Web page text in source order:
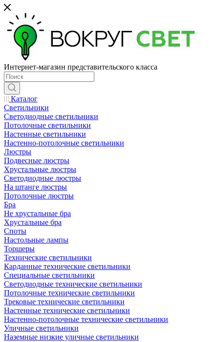
Интернет-магазин представительского класса
Каталог
Светильники
Светодиодные светильники
Потолочные светильники
Настенные светильники
Настенно-потолочные светильники
Люстры
Подвесные люстры
Хрустальные люстры
Светодиодные люстры
На штанге люстры
Потолочные люстры
Бра
Не хрустальные бра
Хрустальные бра
Споты
Настольные лампы
Торшеры
Технические светильники
Карданные технические светильники
Специальные светильники
Светодиодные технические светильники
Потолочные технические светильники
Трековые технические светильники
Настенные технические светильники
Настенно-потолочные технические светильники
Уличные светильники
Наземные низкие уличные светильники